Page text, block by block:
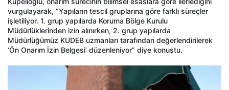
vurgulayarak, “Yapıların tescil gruplarına göre farklı süreçler
işletiliyor. 1. grup yapılarda Koruma Bölge Kurulu
Müdürlüklerinden izin alınırken, 2. grup yapılarda
Müdürlüğümüz KUDEB uzmanları tarafından değerlendirilerek
‘Ön Onarım İzin Belgesi’ düzenleniyor” diye konuştu.